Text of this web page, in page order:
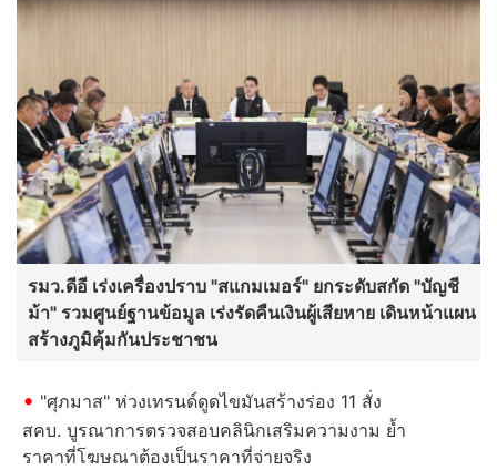
รมว.ดีอี เร่งเครื่องปราบ "สแกมเมอร์" ยกระดับสกัด "บัญชี
ม้า" รวมศูนย์ฐานข้อมูล เร่งรัดคืนเงินผู้เสียหาย เดินหน้าแผน
สร้างภูมิคุ้มกันประชาชน
"ศุภมาส" ห่วงเทรนด์ดูดไขมันสร้างร่อง 11 สั่ง
สคบ. บูรณาการตรวจสอบคลินิกเสริมความงาม ย้ำ
ราคาที่โฆษณาต้องเป็นราคาที่จ่ายจริง